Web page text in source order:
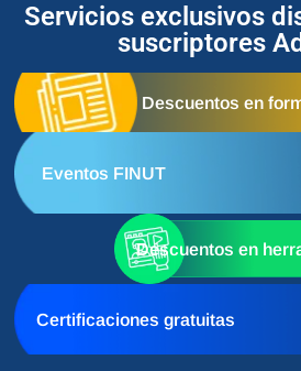
Servicios exclusivos
suscriptores
Descuentos en
Eventos FINUT
Descuentos en
Certificaciones gratuitas